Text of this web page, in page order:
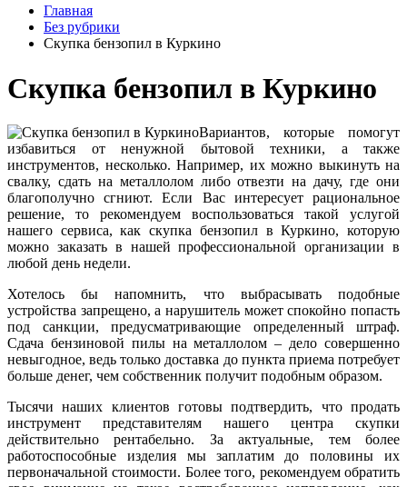
Главная
Без рубрики
Скупка бензопил в Куркино
Скупка бензопил в Куркино
Вариантов, которые помогут
избавиться от ненужной бытовой техники, а также
инструментов, несколько. Например, их можно выкинуть на
свалку, сдать на металлолом либо отвезти на дачу, где они
благополучно сгниют. Если Вас интересует рациональное
решение, то рекомендуем воспользоваться такой услугой
нашего сервиса, как скупка бензопил в Куркино, которую
можно заказать в нашей профессиональной организации в
любой день недели.
Хотелось бы напомнить, что выбрасывать подобные
устройства запрещено, а нарушитель может спокойно попасть
под санкции, предусматривающие определенный штраф.
Сдача бензиновой пилы на металлолом – дело совершенно
невыгодное, ведь только доставка до пункта приема потребует
больше денег, чем собственник получит подобным образом.
Тысячи наших клиентов готовы подтвердить, что продать
инструмент представителям нашего центра скупки
действительно рентабельно. За актуальные, тем более
работоспособные изделия мы заплатим до половины их
первоначальной стоимости. Более того, рекомендуем обратить